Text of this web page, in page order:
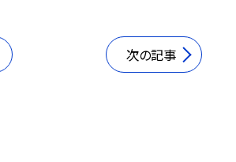
次の記事